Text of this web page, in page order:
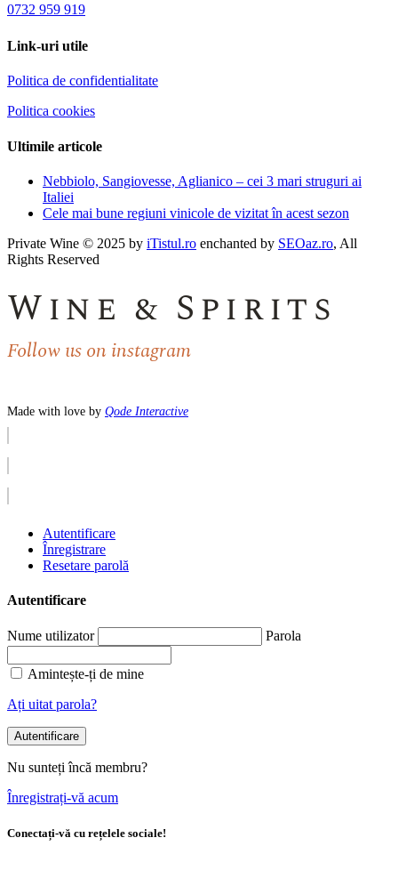
0732 959 919
Link-uri utile
Politica de confidentialitate
Politica cookies
Ultimile articole
Nebbiolo, Sangiovesse, Aglianico – cei 3 mari struguri ai
Italiei
Cele mai bune regiuni vinicole de vizitat în acest sezon
Private Wine © 2025 by iTistul.ro enchanted by SEOaz.ro, All
Rights Reserved
Wine & Spirits
Follow us on instagram
Made with love by Qode Interactive
Autentificare
Înregistrare
Resetare parolă
Autentificare
Nume utilizator Parola
Amintește-ți de mine
Ați uitat parola?
Autentificare
Nu sunteți încă membru?
Înregistrați-vă acum
Conectați-vă cu rețelele sociale!